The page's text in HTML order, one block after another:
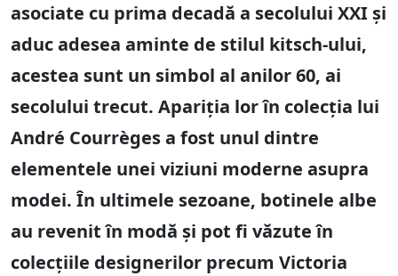
asociate cu prima decadă a secolului XXI și
aduc adesea aminte de stilul kitsch-ului,
acestea sunt un simbol al anilor 60, ai
secolului trecut. Apariția lor în colecția lui
André Courrèges a fost unul dintre
elementele unei viziuni moderne asupra
modei. În ultimele sezoane, botinele albe
au revenit în modă și pot fi văzute în
colecțiile designerilor precum Victoria